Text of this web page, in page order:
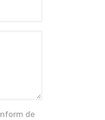
de